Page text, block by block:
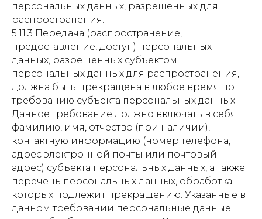
персональных данных, разрешенных для
распространения.
5.11.3 Передача (распространение,
предоставление, доступ) персональных
данных, разрешенных субъектом
персональных данных для распространения,
должна быть прекращена в любое время по
требованию субъекта персональных данных.
Данное требование должно включать в себя
фамилию, имя, отчество (при наличии),
контактную информацию (номер телефона,
адрес электронной почты или почтовый
адрес) субъекта персональных данных, а также
перечень персональных данных, обработка
которых подлежит прекращению. Указанные в
данном требовании персональные данные